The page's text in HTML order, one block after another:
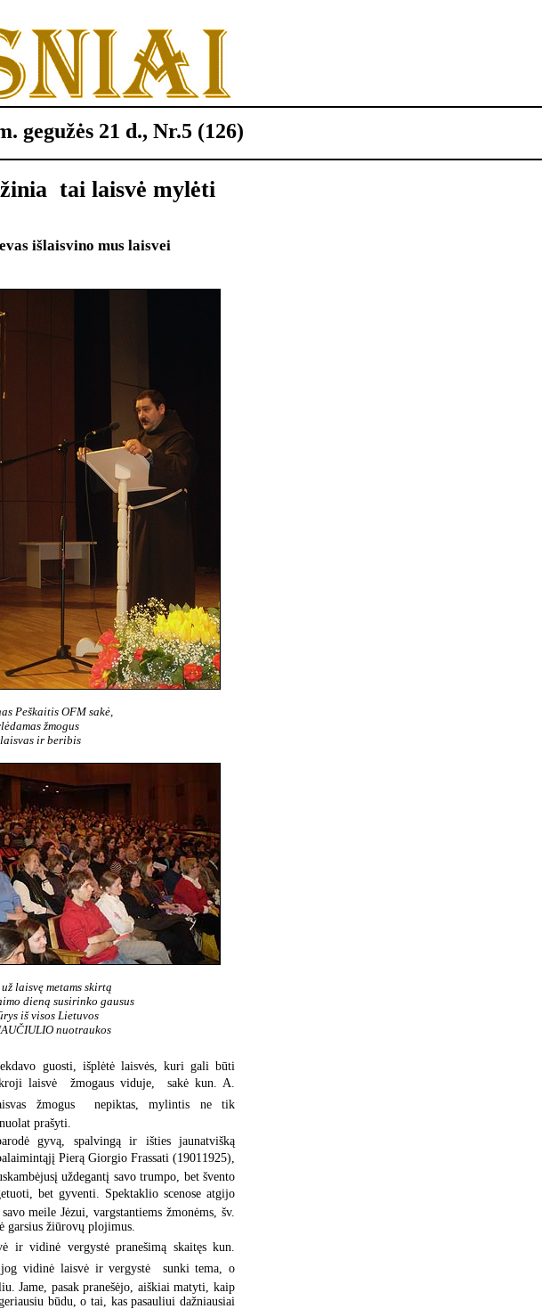
gegužės 21 d., Nr.5 (126)
 tai laisvė mylėti
išlaisvino mus laisvei
Peškaitis OFM sakė,
žmogus
ir beribis
laisvę metams skirtą
dieną susirinko gausus
iš visos Lietuvos
nuotraukos
guosti, išplėtė laisvės, kuri gali būti
laisvė  žmogaus viduje,  sakė kun. A.
žmogus  nepiktas, mylintis ne tik
prašyti.
gyvą, spalvingą ir išties jaunatvišką
Pierą Giorgio Frassati (19011925),
uždegantį savo trumpo, bet švento
bet gyventi. Spektaklio scenose atgijo
meile Jėzui, vargstantiems žmonėms, šv.
garsius žiūrovų plojimus.
ir vidinė vergystė pranešimą skaitęs kun.
vidinė laisvė ir vergystė  sunki tema, o
Jame, pasak pranešėjo, aiškiai matyti, kaip
būdu, o tai, kas pasauliui dažniausiai